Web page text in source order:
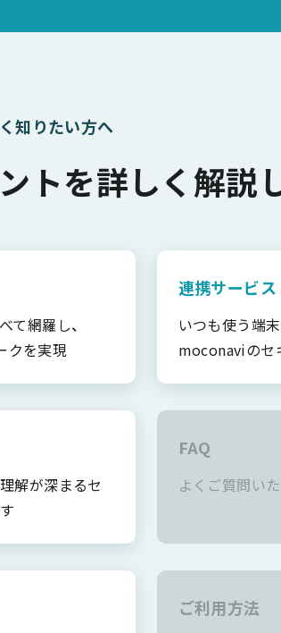
知りたい方へ
トを詳しく解説
て網羅し、
クを実現
連携サービス
いつも使う端
moconaviのセ
解が深まるセ
FAQ
よくご質問い
ご利用方法